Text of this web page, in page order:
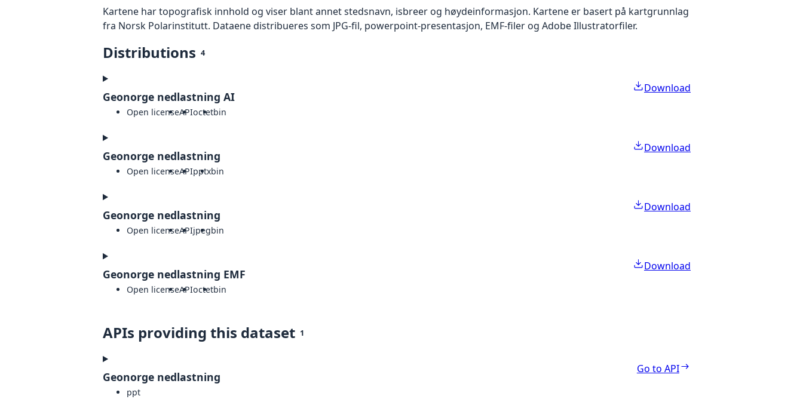
Kartene har topografisk innhold og viser blant annet stedsnavn, isbreer og høydeinformasjon. Kartene er basert på kartgrunnlag
fra Norsk Polarinstitutt. Dataene distribueres som JPG-fil, powerpoint-presentasjon, EMF-filer og Adobe Illustratorfiler.
Distributions 4
Geonorge nedlastning AI
Open licenseAPIoctetbin
Download
Geonorge nedlastning
Open licenseAPIpptxbin
Download
Geonorge nedlastning
Open licenseAPIjpegbin
Download
Geonorge nedlastning EMF
Open licenseAPIoctetbin
Download
APIs providing this dataset 1
Geonorge nedlastning
ppt
Go to API